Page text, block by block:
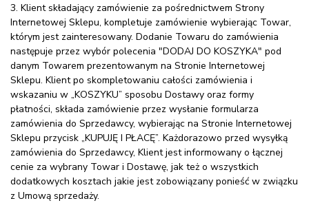
3. Klient składający zamówienie za pośrednictwem Strony
Internetowej Sklepu, kompletuje zamówienie wybierając Towar,
którym jest zainteresowany. Dodanie Towaru do zamówienia
następuje przez wybór polecenia "DODAJ DO KOSZYKA" pod
danym Towarem prezentowanym na Stronie Internetowej
Sklepu. Klient po skompletowaniu całości zamówienia i
wskazaniu w „KOSZYKU” sposobu Dostawy oraz formy
płatności, składa zamówienie przez wysłanie formularza
zamówienia do Sprzedawcy, wybierając na Stronie Internetowej
Sklepu przycisk „KUPUJĘ I PŁACĘ”. Każdorazowo przed wysyłką
zamówienia do Sprzedawcy, Klient jest informowany o łącznej
cenie za wybrany Towar i Dostawę, jak też o wszystkich
dodatkowych kosztach jakie jest zobowiązany ponieść w związku
z Umową sprzedaży.